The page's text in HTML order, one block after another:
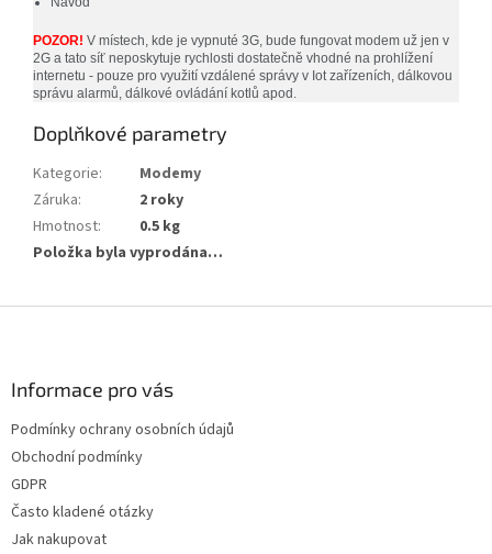
POZOR! V místech, kde je vypnuté 3G, bude fungovat modem už jen v
2G a tato síť neposkytuje rychlosti dostatečně vhodné na prohlížení
internetu - pouze pro využití vzdálené správy v Iot zařízeních, dálkovou
správu alarmů, dálkové ovládání kotlů apod.
Doplňkové parametry
Kategorie:
Modemy
Záruka:
2 roky
Hmotnost:
0.5 kg
Položka byla vyprodána…
Informace pro vás
Podmínky ochrany osobních údajů
Obchodní podmínky
GDPR
Často kladené otázky
Jak nakupovat